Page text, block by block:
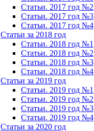
Статьи. 2017 год №2
Статьи. 2017 год №3
Статьи. 2017 год №4
Статьи за 2018 год
Статьи. 2018 год №1
Статьи. 2018 год №2
Статьи. 2018 год №3
Статьи. 2018 год №4
Статьи за 2019 год
Статьи. 2019 год №1
Статьи. 2019 год №2
Статьи. 2019 год №3
Статьи. 2019 год №4
Статьи за 2020 год